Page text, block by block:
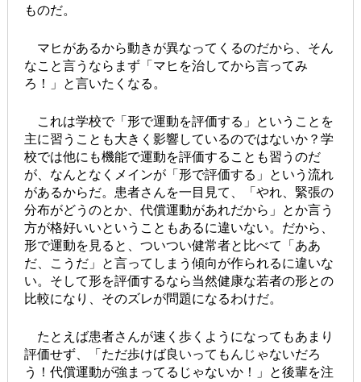
ものだ。
マヒがあるから動きが異なってくるのだから、そん
なこと言うならまず「マヒを治してから言ってみ
ろ！」と言いたくなる。
これは学校で「形で運動を評価する」ということを
主に習うことも大きく影響しているのではないか？学
校では他にも機能で運動を評価することも習うのだ
が、なんとなくメインが「形で評価する」という流れ
があるからだ。患者さんを一目見て、「やれ、緊張の
分布がどうのとか、代償運動があれだから」とか言う
方が格好いいということもあるに違いない。だから、
形で運動を見ると、ついつい健常者と比べて「ああ
だ、こうだ」と言ってしまう傾向が作られるに違いな
い。そして形を評価するなら当然健康な若者の形との
比較になり、そのズレが問題になるわけだ。
たとえば患者さんが速く歩くようになってもあまり
評価せず、「ただ歩けば良いってもんじゃないだろ
う！代償運動が強まってるじゃないか！」と後輩を注